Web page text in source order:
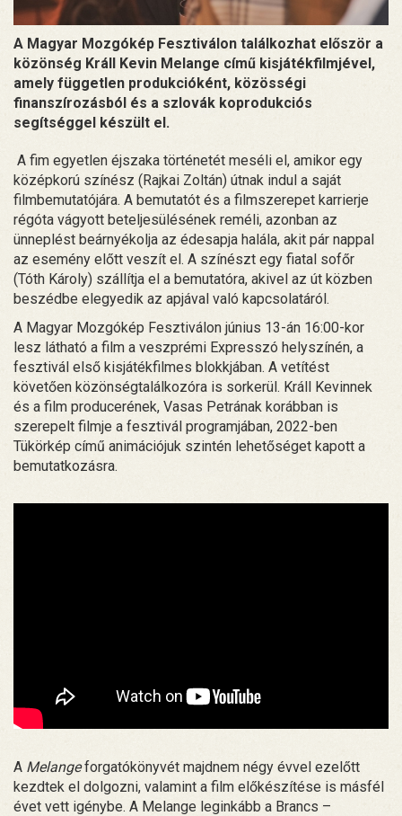
A Magyar Mozgókép Fesztiválon találkozhat először a
közönség Králl Kevin Melange című kisjátékfilmjével,
amely független produkcióként, közösségi
finanszírozásból és a szlovák koprodukciós
segítséggel készült el.
A fim egyetlen éjszaka történetét meséli el, amikor egy
középkorú színész (Rajkai Zoltán) útnak indul a saját
filmbemutatójára. A bemutatót és a filmszerepet karrierje
régóta vágyott beteljesülésének reméli, azonban az
ünneplést beárnyékolja az édesapja halála, akit pár nappal
az esemény előtt veszít el. A színészt egy fiatal sofőr
(Tóth Károly) szállítja el a bemutatóra, akivel az út közben
beszédbe elegyedik az apjával való kapcsolatáról.
A Magyar Mozgókép Fesztiválon június 13-án 16:00-kor
lesz látható a film a veszprémi Expresszó helyszínén, a
fesztivál első kisjátékfilmes blokkjában. A vetítést
követően közönségtalálkozóra is sorkerül. Králl Kevinnek
és a film producerének, Vasas Petrának korábban is
szerepelt filmje a fesztivál programjában, 2022-ben
Tükörkép című animációjuk szintén lehetőséget kapott a
bemutatkozásra.
A Melangeforgatókönyvét majdnem négy évvel ezelőtt
kezdtek el dolgozni, valamint a film előkészítése is másfél
évet vett igénybe. A Melange leginkább a Brancs –